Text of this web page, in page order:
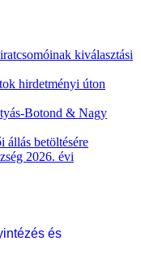
kiválasztási
hirdetményi úton
Botond & Nagy
állás betöltésére
2026. évi